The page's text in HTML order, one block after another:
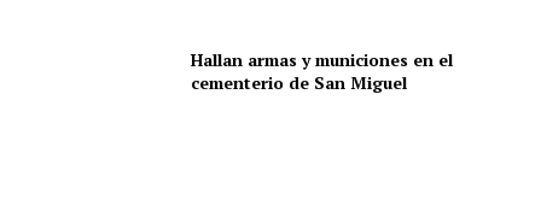
Hallan armas y municiones en el
cementerio de San Miguel